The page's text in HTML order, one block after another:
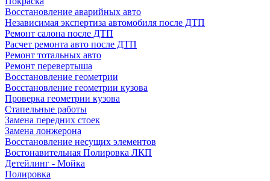
Восстановление аварийных авто
Независимая экспертиза автомобиля после ДТП
Ремонт салона после ДТП
Расчет ремонта авто после ДТП
Ремонт тотальных авто
Ремонт перевертыша
Восстановление геометрии
Восстановление геометрии кузова
Проверка геометрии кузова
Стапельные работы
Замена передних стоек
Замена лонжерона
Восстановление несущих элементов
Востонавительная Полировка ЛКП
Детейлинг - Мойка
Полировка